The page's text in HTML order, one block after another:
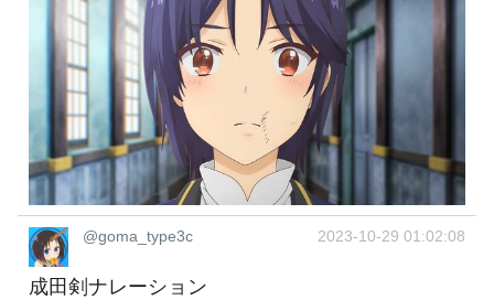
@goma_type3c 2023-10-29 01:02:08
成田剣ナレーション